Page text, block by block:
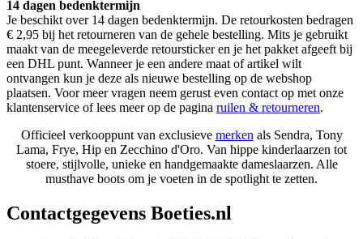
14 dagen bedenktermijn
Je beschikt over 14 dagen bedenktermijn. De retourkosten bedragen
€ 2,95 bij het retourneren van de gehele bestelling. Mits je gebruikt
maakt van de meegeleverde retoursticker en je het pakket afgeeft bij
een DHL punt. Wanneer je een andere maat of artikel wilt
ontvangen kun je deze als nieuwe bestelling op de webshop
plaatsen. Voor meer vragen neem gerust even contact op met onze
klantenservice of lees meer op de pagina ruilen & retourneren.
Officieel verkooppunt van exclusieve merken als Sendra, Tony
Lama, Frye, Hip en Zecchino d'Oro. Van hippe kinderlaarzen tot
stoere, stijlvolle, unieke en handgemaakte dameslaarzen. Alle
musthave boots om je voeten in de spotlight te zetten.
Contactgegevens Boeties.nl